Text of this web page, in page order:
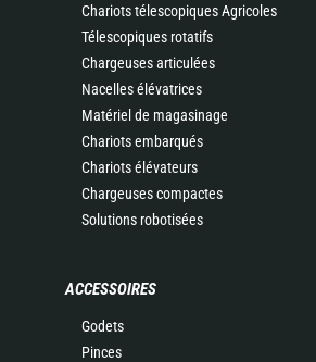
Chariots télescopiques Agricoles
Télescopiques rotatifs
Chargeuses articulées
Nacelles élévatrices
Matériel de magasinage
Chariots embarqués
Chariots élévateurs
Chargeuses compactes
Solutions robotisées
ACCESSOIRES
Godets
Pinces